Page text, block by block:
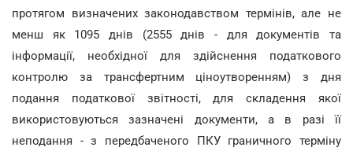
протягом визначених законодавством термінів, але не
менш як 1095 днів (2555 днів - для документів та
інформації, необхідної для здійснення податкового
контролю за трансфертним ціноутворенням) з дня
подання податкової звітності, для складення якої
використовуються зазначені документи, а в разі її
неподання - з передбаченого ПКУ граничного терміну